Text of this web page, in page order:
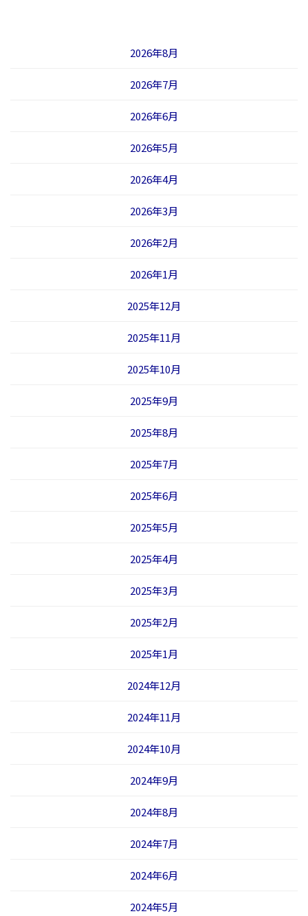
2026年8月
2026年7月
2026年6月
2026年5月
2026年4月
2026年3月
2026年2月
2026年1月
2025年12月
2025年11月
2025年10月
2025年9月
2025年8月
2025年7月
2025年6月
2025年5月
2025年4月
2025年3月
2025年2月
2025年1月
2024年12月
2024年11月
2024年10月
2024年9月
2024年8月
2024年7月
2024年6月
2024年5月